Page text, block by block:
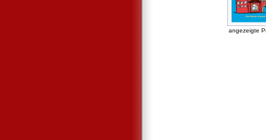
angezeigte